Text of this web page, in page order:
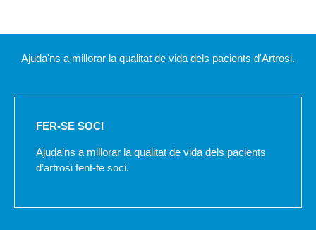
Ajuda'ns a millorar la qualitat de vida dels pacients d'Artrosi.
FER-SE SOCI
Ajuda’ns a millorar la qualitat de vida dels pacients
d’artrosi fent-te soci.